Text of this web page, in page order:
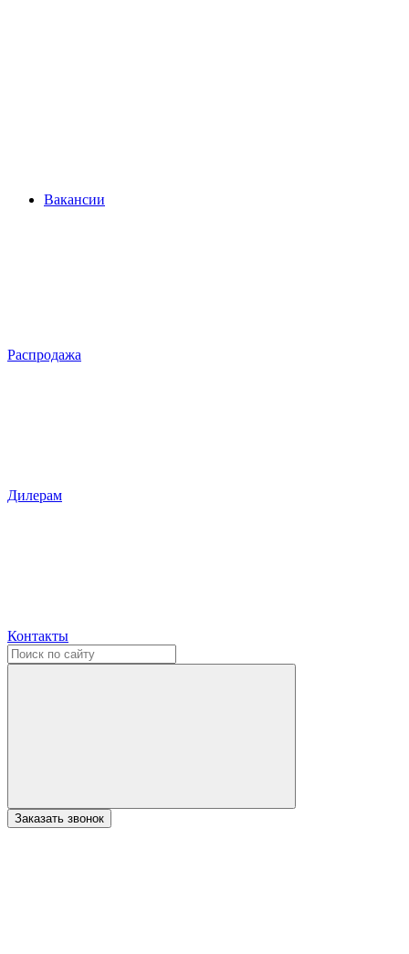
Вакансии
Распродажа
Дилерам
Контакты
Заказать звонок